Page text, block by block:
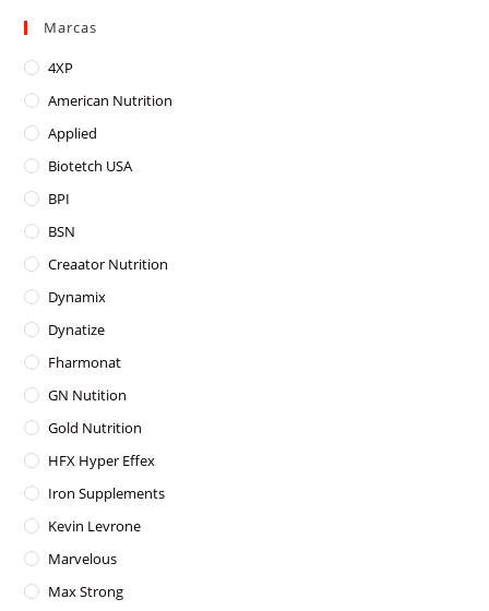
Marcas
4XP
American Nutrition
Applied
Biotetch USA
BPI
BSN
Creaator Nutrition
Dynamix
Dynatize
Fharmonat
GN Nutition
Gold Nutrition
HFX Hyper Effex
Iron Supplements
Kevin Levrone
Marvelous
Max Strong